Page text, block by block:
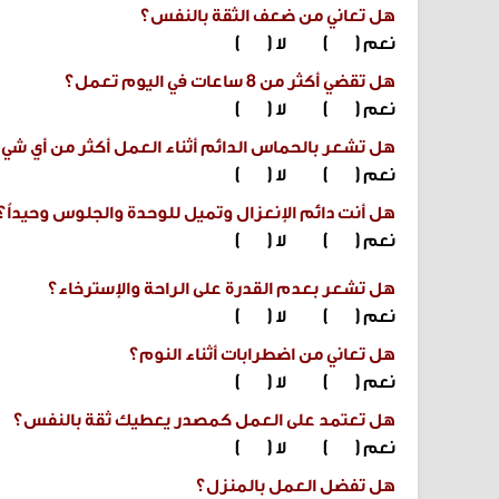
هل تعاني من ضعف الثقة بالنفس؟
نعم ( ) لا ( )
هل تقضي أكثر من 8 ساعات في اليوم تعمل؟
نعم ( ) لا ( )
هل تشعر بالحماس الدائم أثناء العمل أكثر من أي
نعم ( ) لا ( )
هل أنت دائم الإنعزال وتميل للوحدة والجلوس
نعم ( ) لا ( )
هل تشعر بعدم القدرة على الراحة والإسترخاء؟
نعم ( ) لا ( )
هل تعاني من اضطرابات أثناء النوم؟
نعم ( ) لا ( )
هل تعتمد على العمل كمصدر يعطيك ثقة بالنفس؟
نعم ( ) لا ( )
هل تفضل العمل بالمنزل؟